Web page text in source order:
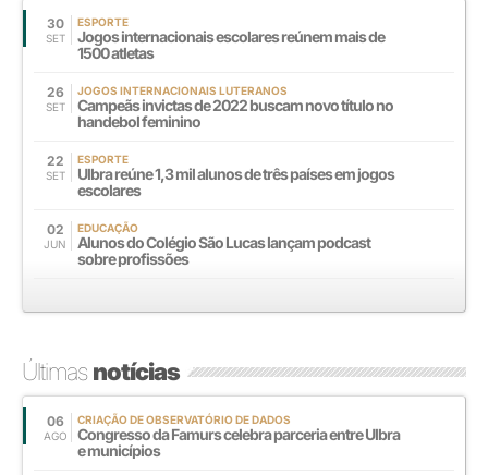
30
SET
ESPORTE
Jogos internacionais escolares reúnem mais de
1500 atletas
26
SET
JOGOS INTERNACIONAIS LUTERANOS
Campeãs invictas de 2022 buscam novo título no
handebol feminino
22
SET
ESPORTE
Ulbra reúne 1,3 mil alunos de três países em jogos
escolares
02
JUN
EDUCAÇÃO
Alunos do Colégio São Lucas lançam podcast
sobre profissões
Últimasnotícias
06
AGO
CRIAÇÃO DE OBSERVATÓRIO DE DADOS
Congresso da Famurs celebra parceria entre Ulbra
e municípios